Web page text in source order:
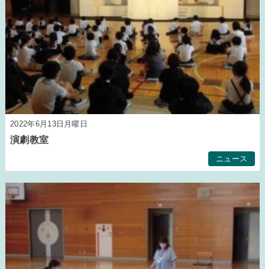
2022年6月13日月曜日
演劇教室
ニュース